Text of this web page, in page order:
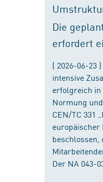
Die
erfordert
( 2026-06-23
intensive
erfolgreich in
Normung
CEN/TC 331
europäischer
beschlossen,
Der NA 043-